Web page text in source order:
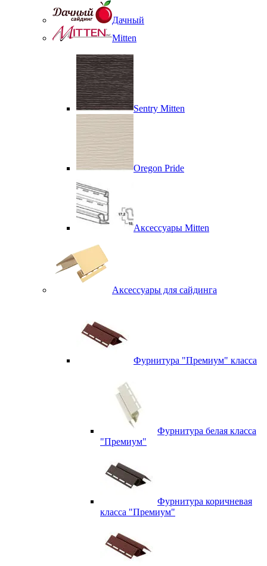
Дачный
Mitten
Sentry Mitten
Oregon Pride
Аксессуары Mitten
Аксессуары для сайдинга
Фурнитура "Премиум" класса
Фурнитура белая класса
"Премиум"
Фурнитура коричневая
класса "Премиум"